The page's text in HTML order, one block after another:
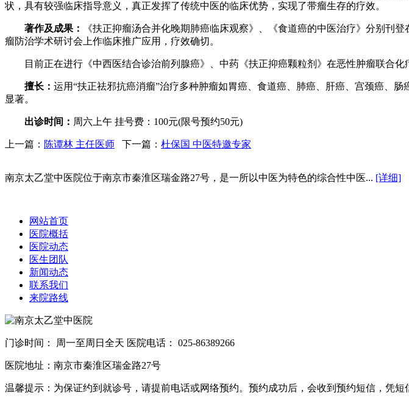
状，具有较强临床指导意义，真正发挥了传统中医的临床优势，实现了带瘤生存的疗效。
著作及成果：
《扶正抑瘤汤合并化晚期肺癌临床观察》、《食道癌的中医治疗》分别刊
瘤防治学术研讨会上作临床推广应用，疗效确切。
目前正在进行《中西医结合诊治前列腺癌》、中药《扶正抑癌颗粒剂》在恶性肿瘤联合化
擅长： 运用“扶正祛邪抗癌消瘤”治疗多种肿瘤如胃癌、食道癌、肺癌、肝癌、宫颈癌、
显著。
出诊时间： 周六上午 挂号费：100元(限号预约50元)
上一篇： 陈谭林 主任医师 下一篇： 杜保国 中医特邀专家
南京太乙堂中医院位于南京市秦淮区瑞金路27号，是一所以中医为特色的综合性中医... [详细]
网站首页
医院概括
医院动态
医生团队
新闻动态
联系我们
来院路线
门诊时间： 周一至周日全天 医院电话： 025-86389266
医院地址：南京市秦淮区瑞金路27号
温馨提示：为保证约到就诊号，请提前电话或网络预约。预约成功后，会收到预约短信，凭短